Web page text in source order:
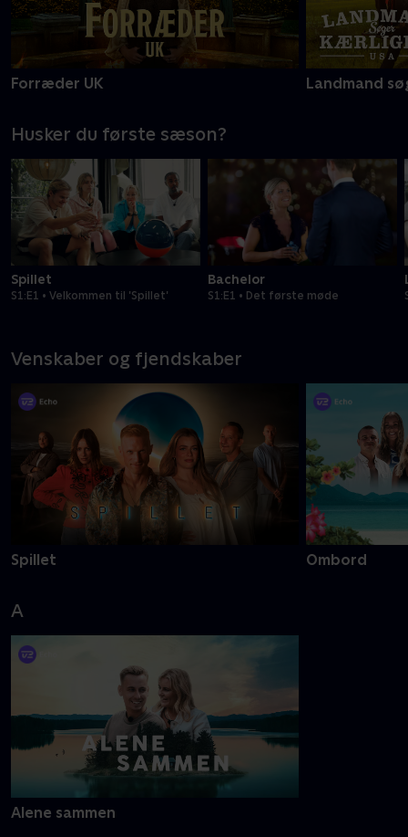
Forræder UK Landmand
Husker du første sæson?
Spillet
S1:E1 • Velkommen til 'Spillet'
Bachelor
S1:E1 • Det første møde
Venskaber og fjendskaber
Spillet Ombord
A
Alene sammen